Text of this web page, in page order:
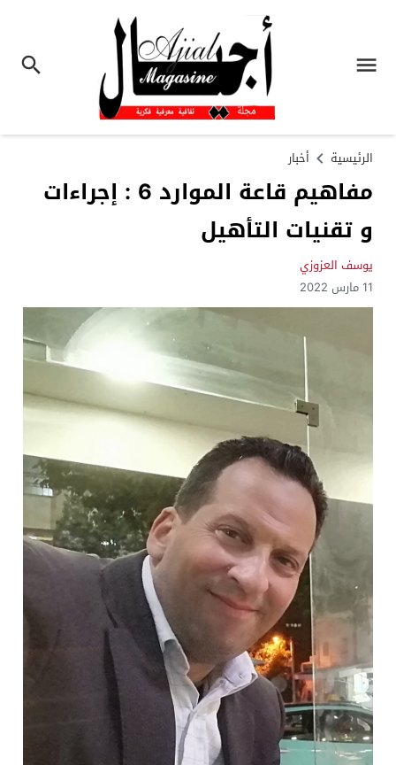
الرئيسية أخبار
مفاهيم قاعة الموارد 6 : إجراءات
و تقنيات التأهيل
يوسف العزوزي
11 مارس 2022